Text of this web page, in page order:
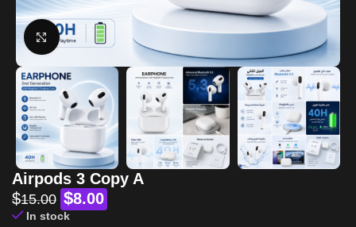
Click to enlarge
Airpods 3 Copy A
$15.00 $8.00
In stock